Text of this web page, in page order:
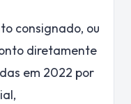
consignado, ou
diretamente
em 2022 por